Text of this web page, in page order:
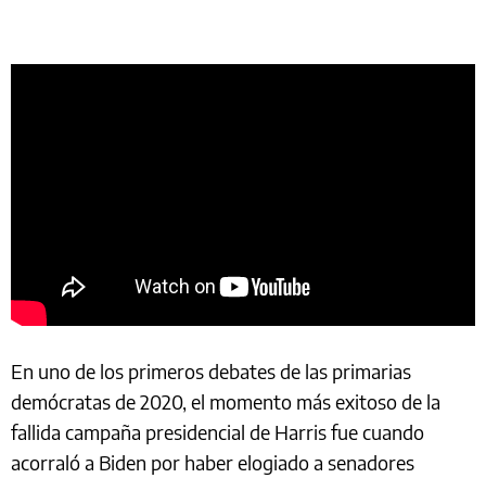
En uno de los primeros debates de las primarias
demócratas de 2020, el momento más exitoso de la
fallida campaña presidencial de Harris fue cuando
acorraló a Biden por haber elogiado a senadores